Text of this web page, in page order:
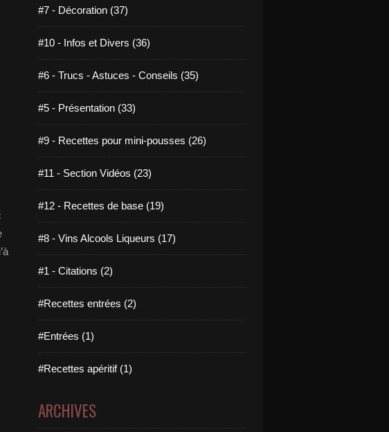
#7 - Décoration (37)
#10 - Infos et Divers (36)
#6 - Trucs - Astuces - Conseils (35)
#5 - Présentation (33)
#9 - Recettes pour mini-pousses (26)
#11 - Section Vidéos (23)
#12 - Recettes de base (19)
#8 - Vins Alcools Liqueurs (17)
#1 - Citations (2)
#Recettes entrées (2)
#Entrées (1)
#Recettes apéritif (1)
ARCHIVES